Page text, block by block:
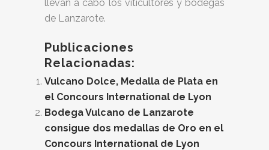
llevan a cabo los viticultores y bodegas
de Lanzarote.
Publicaciones
Relacionadas:
Vulcano Dolce, Medalla de Plata en
el Concours International de Lyon
Bodega Vulcano de Lanzarote
consigue dos medallas de Oro en el
Concours International de Lyon